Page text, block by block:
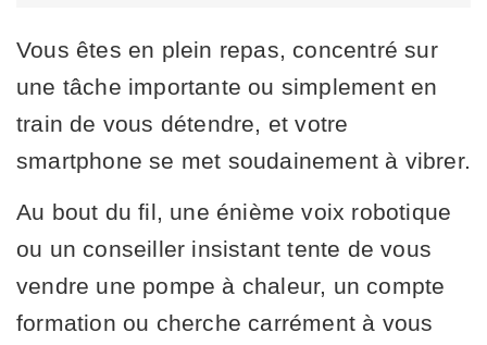
Vous êtes en plein repas, concentré sur
une tâche importante ou simplement en
train de vous détendre, et votre
smartphone se met soudainement à vibrer.
Au bout du fil, une énième voix robotique
ou un conseiller insistant tente de vous
vendre une pompe à chaleur, un compte
formation ou cherche carrément à vous